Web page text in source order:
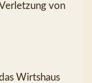
von
Wirtshaus